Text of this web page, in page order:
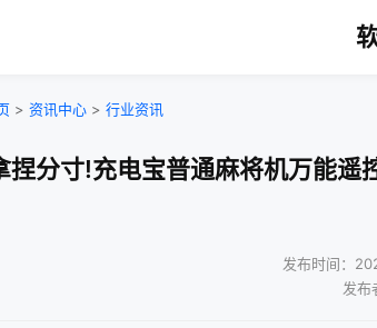
> 资讯中心 > 行业资讯
捏分寸!充电宝普通麻将机万能遥
发布时间：
发布